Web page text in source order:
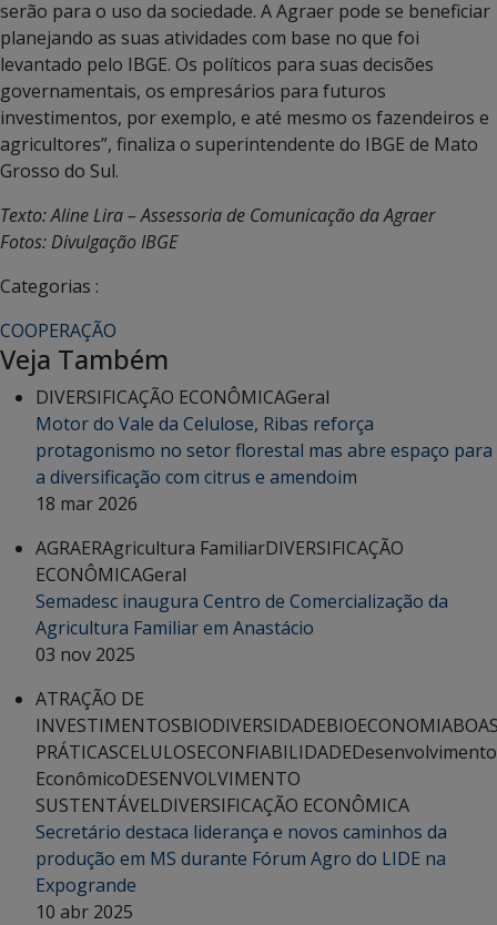
serão para o uso da sociedade. A Agraer pode se beneficiar
planejando as suas atividades com base no que foi
levantado pelo IBGE. Os políticos para suas decisões
governamentais, os empresários para futuros
investimentos, por exemplo, e até mesmo os fazendeiros e
agricultores”, finaliza o superintendente do IBGE de Mato
Grosso do Sul.
Texto: Aline Lira – Assessoria de Comunicação da Agraer
Fotos: Divulgação IBGE
Categorias :
COOPERAÇÃO
Veja Também
DIVERSIFICAÇÃO ECONÔMICAGeral
Motor do Vale da Celulose, Ribas reforça
protagonismo no setor florestal mas abre espaço para
a diversificação com citrus e amendoim
18 mar 2026
AGRAERAgricultura FamiliarDIVERSIFICAÇÃO
ECONÔMICAGeral
Semadesc inaugura Centro de Comercialização da
Agricultura Familiar em Anastácio
03 nov 2025
ATRAÇÃO DE
INVESTIMENTOSBIODIVERSIDADEBIOECONOMIA
PRÁTICASCELULOSECONFIABILIDADEDesenvolvimento
EconômicoDESENVOLVIMENTO
SUSTENTÁVELDIVERSIFICAÇÃO ECONÔMICA
Secretário destaca liderança e novos caminhos da
produção em MS durante Fórum Agro do LIDE na
Expogrande
10 abr 2025